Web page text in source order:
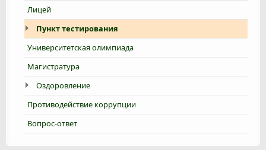
Лицей
Пункт тестирования
Университетская олимпиада
Магистратура
Оздоровление
Противодействие коррупции
Вопрос-ответ